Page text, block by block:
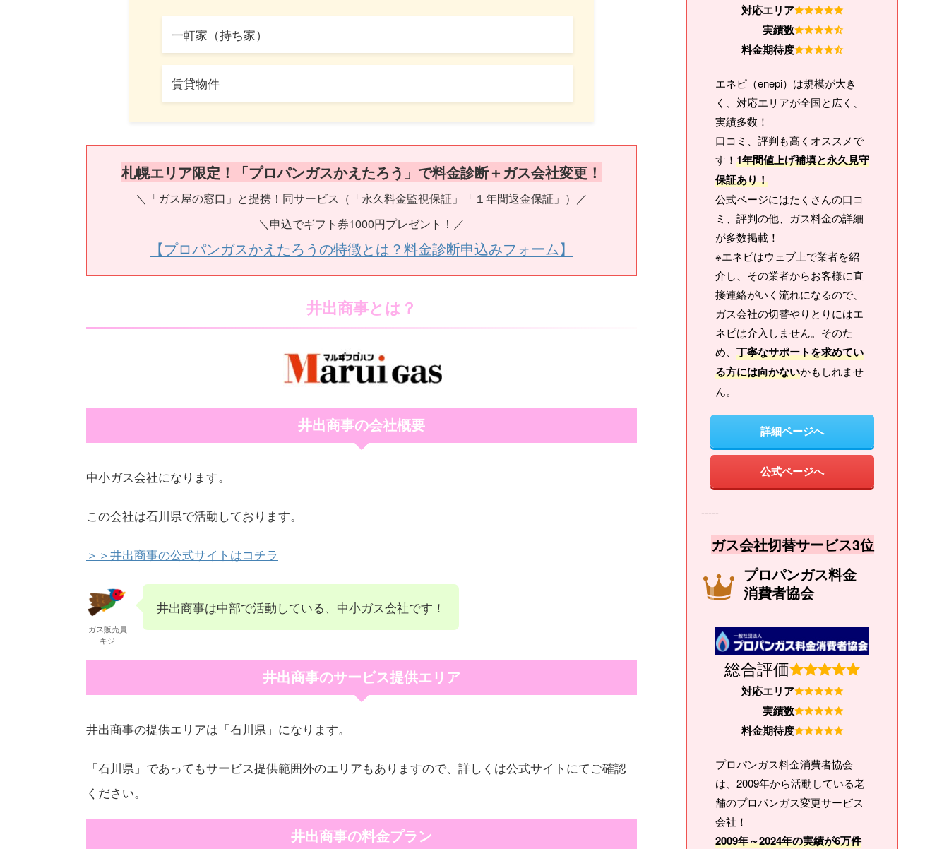
一軒家（持ち家）
賃貸物件
札幌エリア限定！「プロパンガスかえたろう」で料金診断＋ガス会社変更！
＼「ガス屋の窓口」と提携！同サービス（「永久料金監視保証」「１年間返金保証」）／
＼申込でギフト券1000円プレゼント！／
【プロパンガスかえたろうの特徴とは？料金診断申込みフォーム】
井出商事とは？
井出商事の会社概要
中小ガス会社になります。
この会社は石川県で活動しております。
＞＞井出商事の公式サイトはコチラ
ガス販売員
キジ
井出商事は中部で活動している、中小ガス会社です！
井出商事のサービス提供エリア
井出商事の提供エリアは「石川県」になります。
「石川県」であってもサービス提供範囲外のエリアもありますので、詳しくは公式サイトにてご確認
ください。
井出商事の料金プラン
対応エリア
実績数
料金期待度
エネピ（enepi）は規模が大き
く、対応エリアが全国と広く、
実績多数！
口コミ、評判も高くオススメで
す！ 1年間値上げ補填と永久見守
保証あり！
公式ページにはたくさんの口コ
ミ、評判の他、ガス料金の詳細
が多数掲載！
※エネピはウェブ上で業者を紹
介し、その業者からお客様に直
接連絡がいく流れになるので、
ガス会社の切替やりとりにはエ
ネピは介入しません。そのた
め、 丁寧なサポートを求めてい
る方には向かないかもしれませ
ん。
詳細ページへ
公式ページへ
-----
ガス会社切替サービス3位
プロパンガス料金
消費者協会
総合評価
対応エリア
実績数
料金期待度
プロパンガス料金消費者協会
は、2009年から活動している老
舗のプロパンガス変更サービス
会社！
2009年～2024年の実績が6万件